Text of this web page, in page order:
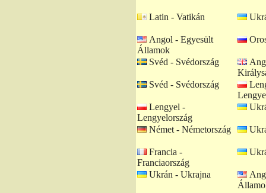
Latin - Vatikán
Angol - Egyesült
Államok
Svéd - Svédország
Svéd - Svédország
Lengyel -
Lengyelország
Német - Németország
Francia -
Franciaország
Ukrán - Ukrajna